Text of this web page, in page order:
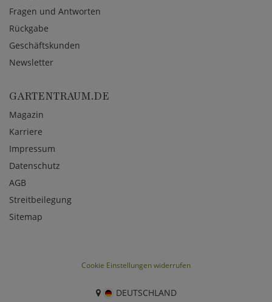
Fragen und Antworten
Rückgabe
Geschäftskunden
Newsletter
GARTENTRAUM.DE
Magazin
Karriere
Impressum
Datenschutz
AGB
Streitbeilegung
Sitemap
Cookie Einstellungen widerrufen
DEUTSCHLAND